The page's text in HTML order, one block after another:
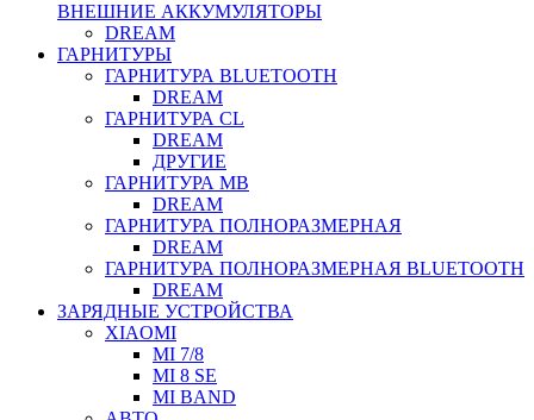
ВНЕШНИЕ АККУМУЛЯТОРЫ
DREAM
ГАРНИТУРЫ
ГАРНИТУРА BLUETOOTH
DREAM
ГАРНИТУРА CL
DREAM
ДРУГИЕ
ГАРНИТУРА MB
DREAM
ГАРНИТУРА ПОЛНОРАЗМЕРНАЯ
DREAM
ГАРНИТУРА ПОЛНОРАЗМЕРНАЯ BLUETOOTH
DREAM
ЗАРЯДНЫЕ УСТРОЙСТВА
XIAOMI
MI 7/8
MI 8 SE
MI BAND